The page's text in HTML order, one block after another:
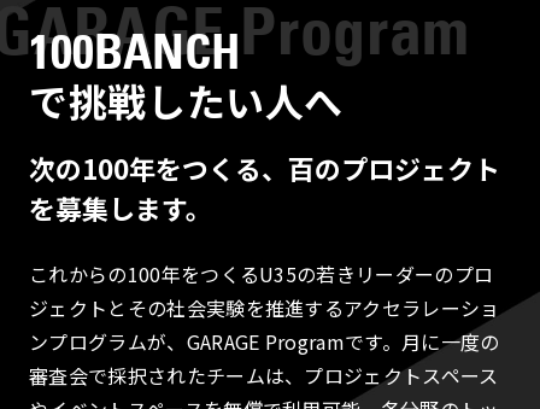
100BANCH
で挑戦したい人へ
次の100年をつくる、百のプロジェクト
を募集します。
これからの100年をつくるU35の若きリーダーのプロ
ジェクトとその社会実験を推進するアクセラレーショ
ンプログラムが、GARAGE Programです。月に一度の
審査会で採択されたチームは、プロジェクトスペース